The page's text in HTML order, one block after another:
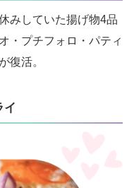
みしていた揚げ物4品
・プチフォロ・パティ
復活。
イ